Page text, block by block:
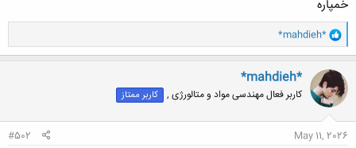
خمپاره
و
ا
ک
ن
ش
ه
ا
*mahdieh*
*mahdieh*
کاربر فعال مهندسی مواد و متالورژی , کاربر ممتاز
May 11, 2026
#502